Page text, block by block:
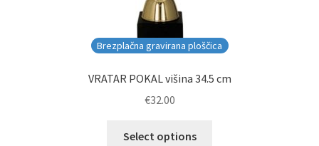
Brezplačna gravirana ploščica
VRATAR POKAL višina 34.5 cm
€32.00
Select options